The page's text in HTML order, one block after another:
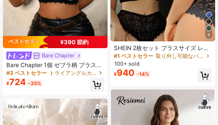
¥390 節約
Bare Chapter
Bare Chapter 1個 ゼブラ柄 プラスサ
イズ セクシー レース パッチワーク
プッシュアップブラ
#3 ベストセラー トライアングルカップ プラスサイズブラジャー
¥724 -35%
4
SHEIN 2枚セット プラスサイズ レデ
ィース レース 透かし彫りデザイン
ファッション ワイヤー入りブラ&シ
ョーツ ランジェリーセット
#1 ベストセラー
取り外し可能なパッド プラスサイズのブラとパンティセット
100+ sold
¥940 -14%